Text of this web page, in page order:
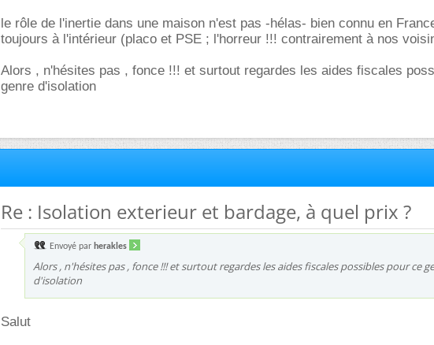
le rôle de l'inertie dans une maison n'est pas -hélas- bien connu en
toujours à l'intérieur (placo et PSE ; l'horreur !!! contrairement à nos
Alors , n'hésites pas , fonce !!! et surtout regardes les aides fiscales
genre d'isolation
Re : Isolation exterieur et bardage, à quel prix ?
Envoyé par herakles
Alors , n'hésites pas , fonce !!! et surtout regardes les aides fiscales possibles pour ce
d'isolation
Salut